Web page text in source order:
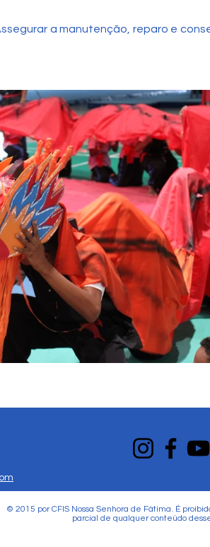
a manutenção, reparo e
© 2015 por CFIS Nossa Senhora de Fátima. É
parcial de qualquer conteúdo